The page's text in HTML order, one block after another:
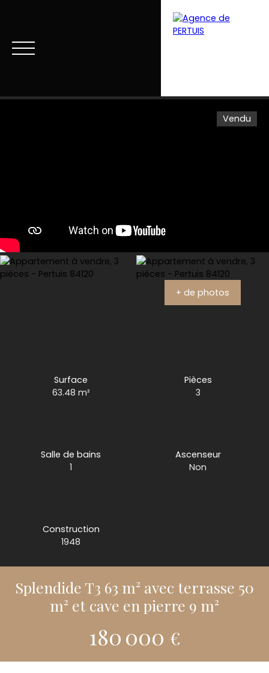
Vendu
+ de photos
Surface
63.48 m²
Pièces
3
Salle de bains
1
Ascenseur
Non
Construction
1948
Splendide T3 63 m² avec terrasse 50
m² et cave en pierre 9 m²
180 000 €